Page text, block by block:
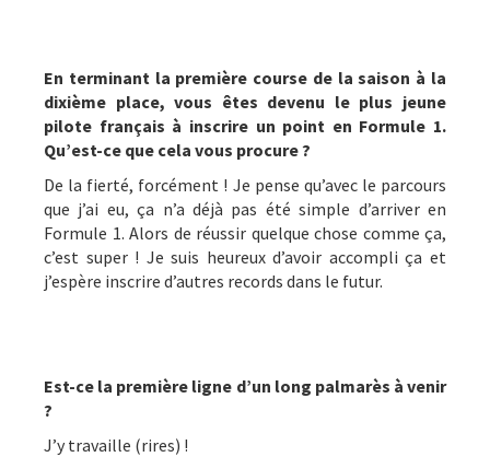
En terminant la première course de la saison à la
dixième place, vous êtes devenu le plus jeune
pilote français à inscrire un point en Formule 1.
Qu’est-ce que cela vous procure ?
De la fierté, forcément ! Je pense qu’avec le parcours
que j’ai eu, ça n’a déjà pas été simple d’arriver en
Formule 1. Alors de réussir quelque chose comme ça,
c’est super ! Je suis heureux d’avoir accompli ça et
j’espère inscrire d’autres records dans le futur.
Est-ce la première ligne d’un long palmarès à venir
?
J’y travaille (rires) !